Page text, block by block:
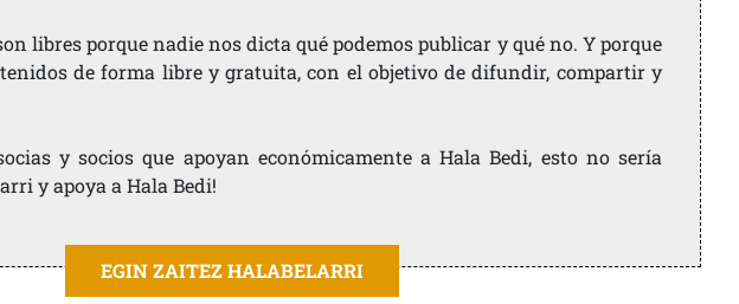
libres porque nadie nos dicta qué podemos publicar y qué no. Y porque
de forma libre y gratuita, con el objetivo de difundir, compartir y
y socios que apoyan económicamente a Hala Bedi, esto no sería
y apoya a Hala Bedi!
EGIN ZAITEZ HALABELARRI